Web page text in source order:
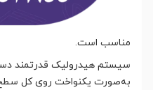
مناسب است.
سیستم هیدرولیک قدرتمند
به‌صورت یکنواخت روی کل